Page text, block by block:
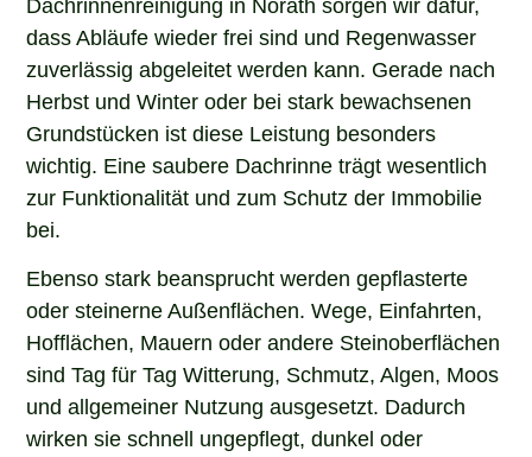
Dachrinnenreinigung in Norath sorgen wir dafür,
dass Abläufe wieder frei sind und Regenwasser
zuverlässig abgeleitet werden kann. Gerade nach
Herbst und Winter oder bei stark bewachsenen
Grundstücken ist diese Leistung besonders
wichtig. Eine saubere Dachrinne trägt wesentlich
zur Funktionalität und zum Schutz der Immobilie
bei.
Ebenso stark beansprucht werden gepflasterte
oder steinerne Außenflächen. Wege, Einfahrten,
Hofflächen, Mauern oder andere Steinoberflächen
sind Tag für Tag Witterung, Schmutz, Algen, Moos
und allgemeiner Nutzung ausgesetzt. Dadurch
wirken sie schnell ungepflegt, dunkel oder